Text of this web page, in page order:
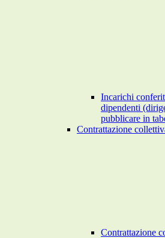
Incarichi
dipendenti
pubblicare in
Contrattazione
Contrattazione